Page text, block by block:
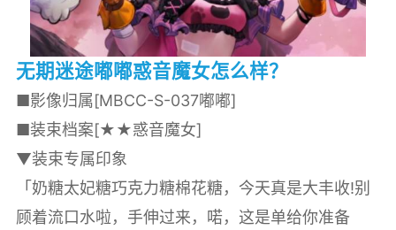
无期迷途嘟嘟惑音魔女怎么样？
■影像归属[MBCC-S-037嘟嘟]
■装束档案[★★惑音魔女]
▼装束专属印象
「奶糖太妃糖巧克力糖棉花糖，今天真是大丰收!别
顾着流口水啦，手伸过来，喏，这是单给你准备